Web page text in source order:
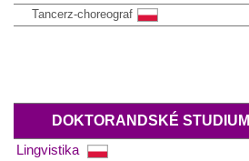
Tancerz-choreograf
DOKTORANDSKÉ STUDIUM
Lingvistika